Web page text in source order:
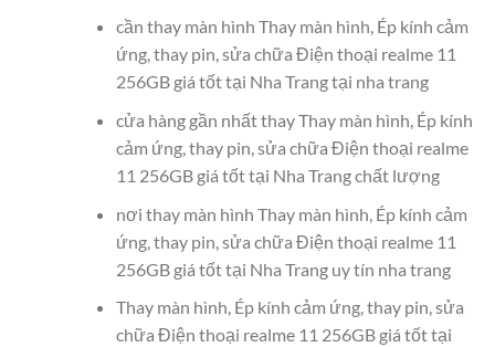
cần thay màn hình Thay màn hình, Ép kính cảm
ứng, thay pin, sửa chữa Điện thoại realme 11
256GB giá tốt tại Nha Trang tại nha trang
cửa hàng gần nhất thay Thay màn hình, Ép kính
cảm ứng, thay pin, sửa chữa Điện thoại realme
11 256GB giá tốt tại Nha Trang chất lượng
nơi thay màn hình Thay màn hình, Ép kính cảm
ứng, thay pin, sửa chữa Điện thoại realme 11
256GB giá tốt tại Nha Trang uy tín nha trang
Thay màn hình, Ép kính cảm ứng, thay pin, sửa
chữa Điện thoại realme 11 256GB giá tốt tại